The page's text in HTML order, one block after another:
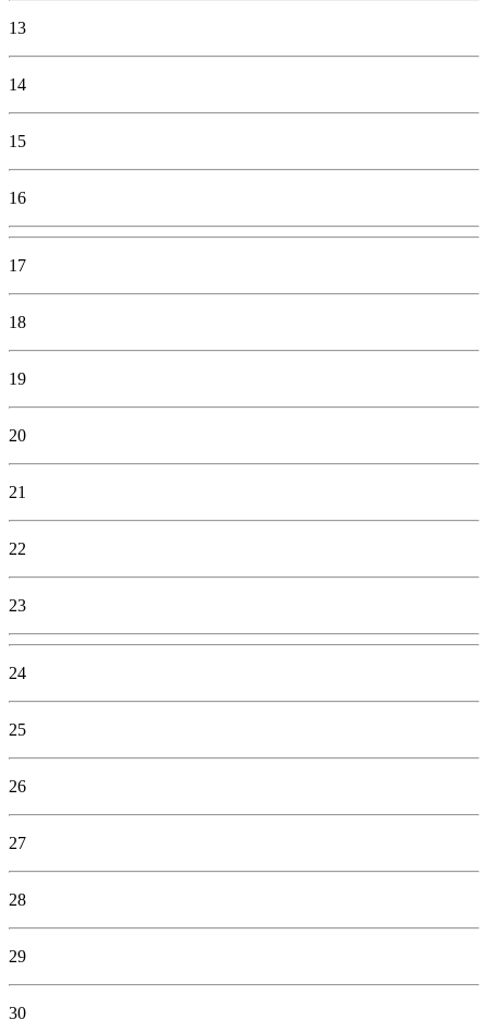
13
14
15
16
17
18
19
20
21
22
23
24
25
26
27
28
29
30